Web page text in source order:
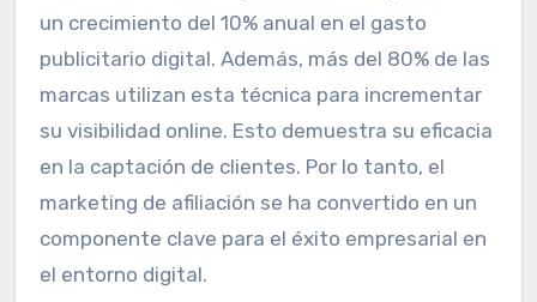
un crecimiento del 10% anual en el gasto
publicitario digital. Además, más del 80% de las
marcas utilizan esta técnica para incrementar
su visibilidad online. Esto demuestra su eficacia
en la captación de clientes. Por lo tanto, el
marketing de afiliación se ha convertido en un
componente clave para el éxito empresarial en
el entorno digital.